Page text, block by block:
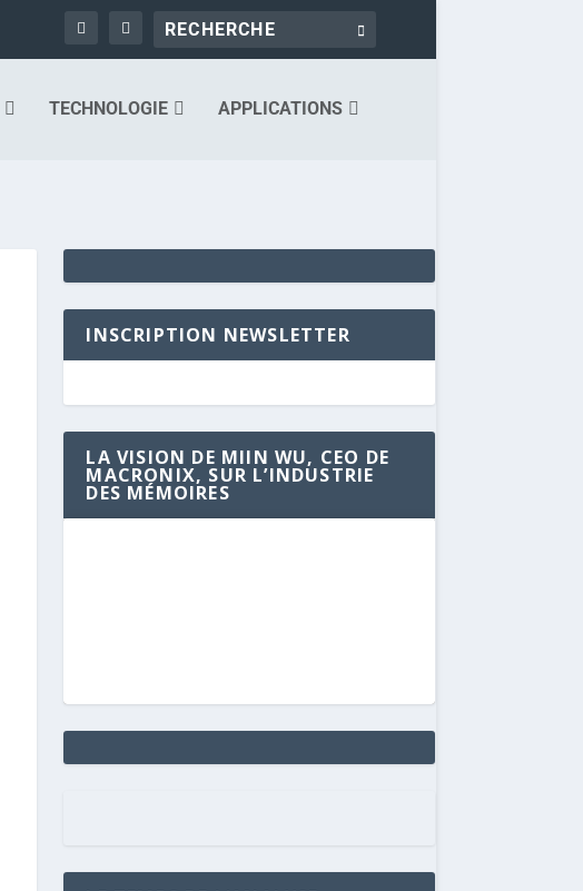
TECHNOLOGIE APPLICATIONS
INSCRIPTION NEWSLETTER
LA VISION DE MIIN WU, CEO DE
MACRONIX, SUR L’INDUSTRIE
DES MÉMOIRES